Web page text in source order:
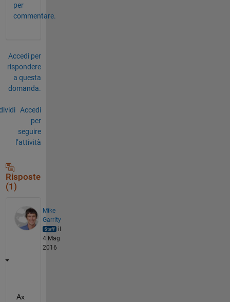
per
commentare.
Accedi per
rispondere
a questa
domanda.
Accedi
per
seguire
l’attività
Risposte
(1)
Mike
Garrity
il
4 Mag
2016
Ax